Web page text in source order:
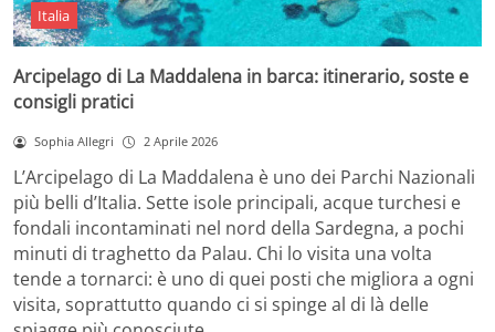
Italia
Arcipelago di La Maddalena in barca: itinerario, soste e
consigli pratici
Sophia Allegri 2 Aprile 2026
L’Arcipelago di La Maddalena è uno dei Parchi Nazionali
più belli d’Italia. Sette isole principali, acque turchesi e
fondali incontaminati nel nord della Sardegna, a pochi
minuti di traghetto da Palau. Chi lo visita una volta
tende a tornarci: è uno di quei posti che migliora a ogni
visita, soprattutto quando ci si spinge al di là delle